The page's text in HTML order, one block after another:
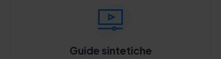
Guide sintetiche